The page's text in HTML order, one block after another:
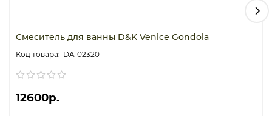
Смеситель для ванны D&K Venice Gondola
DA1023201
12600р.